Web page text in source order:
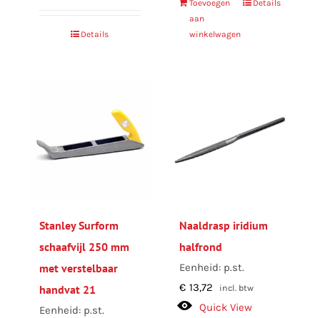
Details
Toevoegen
aan
winkelwagen
Details
Stanley Surform
schaafvijl 250 mm
met verstelbaar
handvat 21
Eenheid: p.st.
Naaldrasp iridium
halfrond
Eenheid: p.st.
€ 13,72 incl. btw
Quick View